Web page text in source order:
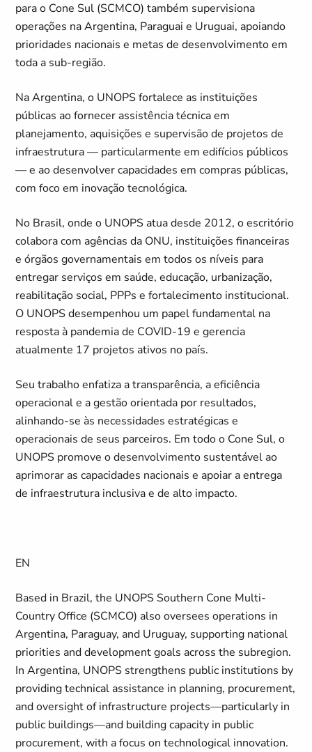
para o Cone Sul (SCMCO) também supervisiona
operações na Argentina, Paraguai e Uruguai, apoiando
prioridades nacionais e metas de desenvolvimento em
toda a sub-região.
Na Argentina, o UNOPS fortalece as instituições
públicas ao fornecer assistência técnica em
planejamento, aquisições e supervisão de projetos de
infraestrutura — particularmente em edifícios públicos
— e ao desenvolver capacidades em compras públicas,
com foco em inovação tecnológica.
No Brasil, onde o UNOPS atua desde 2012, o escritório
colabora com agências da ONU, instituições financeiras
e órgãos governamentais em todos os níveis para
entregar serviços em saúde, educação, urbanização,
reabilitação social, PPPs e fortalecimento institucional.
O UNOPS desempenhou um papel fundamental na
resposta à pandemia de COVID-19 e gerencia
atualmente 17 projetos ativos no país.
Seu trabalho enfatiza a transparência, a eficiência
operacional e a gestão orientada por resultados,
alinhando-se às necessidades estratégicas e
operacionais de seus parceiros. Em todo o Cone Sul, o
UNOPS promove o desenvolvimento sustentável ao
aprimorar as capacidades nacionais e apoiar a entrega
de infraestrutura inclusiva e de alto impacto.
EN
Based in Brazil, the UNOPS Southern Cone Multi-
Country Office (SCMCO) also oversees operations in
Argentina, Paraguay, and Uruguay, supporting national
priorities and development goals across the subregion.
In Argentina, UNOPS strengthens public institutions by
providing technical assistance in planning, procurement,
and oversight of infrastructure projects—particularly in
public buildings—and building capacity in public
procurement, with a focus on technological innovation.